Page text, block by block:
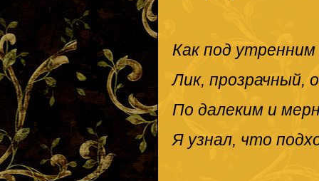
Как под
Лик, прозрачный,
По далеким и
Я узнал, что